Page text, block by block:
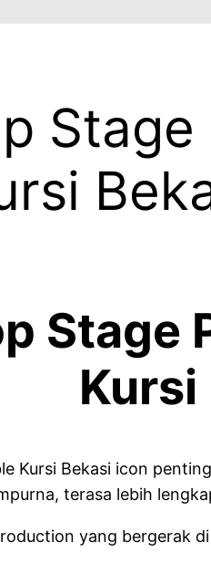
Stage
Kursi
Kursi Bekasi icon
terasa lebih
yang bergerak